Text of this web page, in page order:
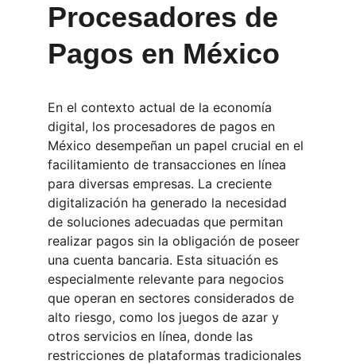
Procesadores de
Pagos en México
En el contexto actual de la economía
digital, los procesadores de pagos en
México desempeñan un papel crucial en el
facilitamiento de transacciones en línea
para diversas empresas. La creciente
digitalización ha generado la necesidad
de soluciones adecuadas que permitan
realizar pagos sin la obligación de poseer
una cuenta bancaria. Esta situación es
especialmente relevante para negocios
que operan en sectores considerados de
alto riesgo, como los juegos de azar y
otros servicios en línea, donde las
restricciones de plataformas tradicionales